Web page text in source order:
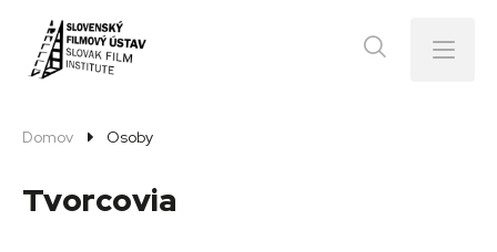
Menu
Domov Osoby
Tvorcovia